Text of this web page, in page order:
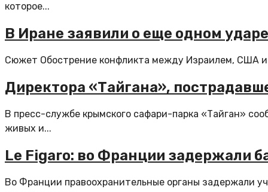
которое...
В Иране заявили о еще одном
Сюжет Обострение конфликта между Израилем, США
Директора «Тайгана»,
В пресс-службе крымского сафари-парка «Тайган»
живых и...
Le Figaro: во Франции задержали
Во Франции правоохранительные органы задержали